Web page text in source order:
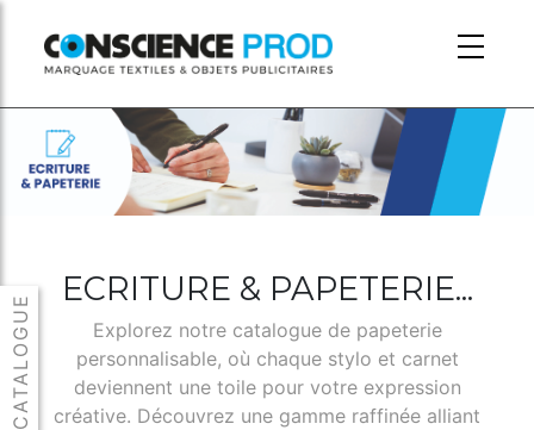
ECRITURE & PAPETERIE...
Explorez notre catalogue de papeterie
personnalisable, où chaque stylo et carnet
deviennent une toile pour votre expression
créative. Découvrez une gamme raffinée alliant